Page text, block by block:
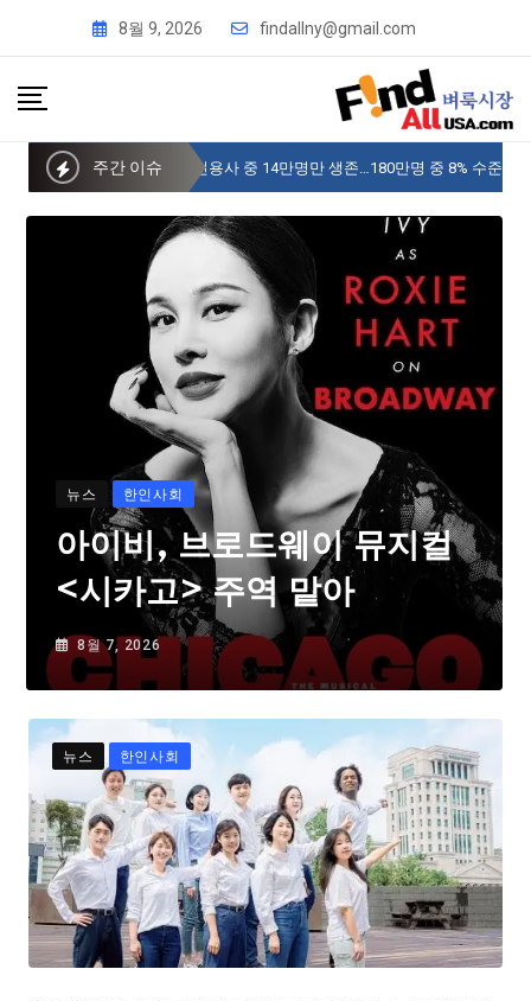
8월 9, 2026 findallny@gmail.com
주간 이슈 사이버 한국외국어대 미주글로벌센터 뉴욕
뉴스 한인사회
아이비, 브로드웨이 뮤지컬
<시카고> 주역 맡아
8월 7, 2026
뉴스 한인사회